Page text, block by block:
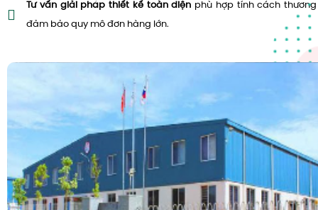
Tư vấn giải pháp thiết kế toàn diện phù hợp tính cách
đảm bảo quy mô đơn hàng lớn.